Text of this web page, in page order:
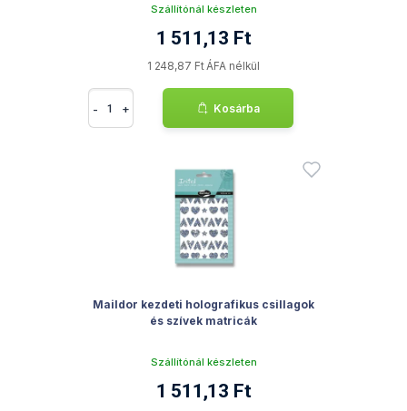
Szállítónál készleten
1 511,13 Ft
1 248,87 Ft ÁFA nélkül
- + Kosárba
Maildor kezdeti holografikus csillagok
és szívek matricák
Szállítónál készleten
1 511,13 Ft